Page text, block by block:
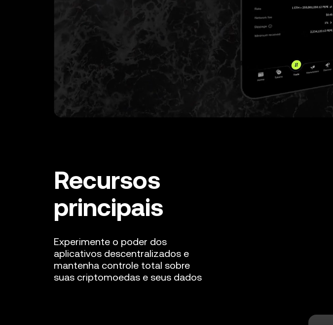
Recursos
principais
Experimente o poder dos
aplicativos descentralizados e
mantenha controle total sobre
suas criptomoedas e seus dados